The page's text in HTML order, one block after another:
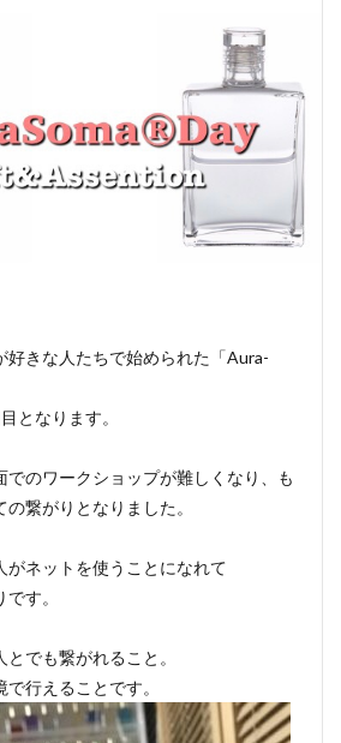
好きな人たちで始められた「Aura-
となります。
でのワークショップが難しくなり、も
繋がりとなりました。
がネットを使うことになれて
す。
でも繋がれること。
行えることです。